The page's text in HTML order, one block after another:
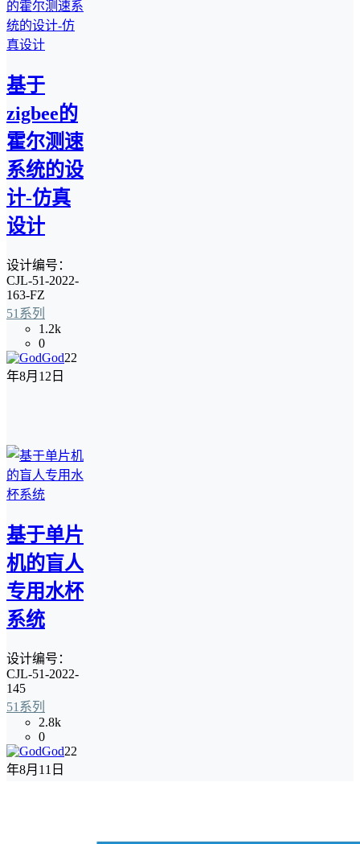
基于
zigbee的
霍尔测速
系统的设
计-仿真
设计
设计编号：
CJL-51-2022-
163-FZ
51系列
1.2k
0
God22
年8月12日
基于单片
机的盲人
专用水杯
系统
设计编号：
CJL-51-2022-
145
51系列
2.8k
0
God22
年8月11日